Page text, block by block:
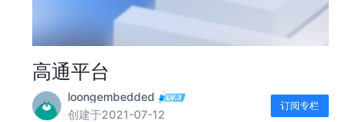
高通平台
loongembedded
创建于2021-07-12
订阅专栏